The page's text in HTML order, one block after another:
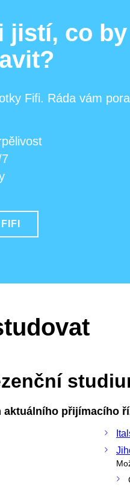
jistí, co
Fifi. Ráda vám
aktuálního přijímacího